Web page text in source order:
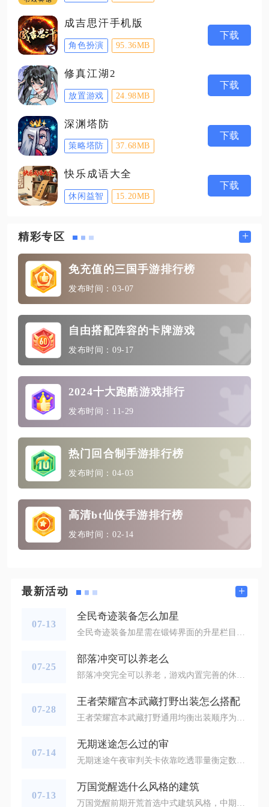
成吉思汗手机版
角色扮演 95.36MB
下载
修真江湖2
放置游戏 24.98MB
下载
深渊塔防
策略塔防 37.68MB
下载
快乐成语大全
休闲益智 15.20MB
下载
精彩专区 +
免充值的三国手游排行榜
发布时间：03-07
自由搭配阵容的卡牌游戏
发布时间：09-17
2024十大跑酷游戏排行
发布时间：11-29
热门回合制手游排行榜
发布时间：04-03
高清bt仙侠手游排行榜
发布时间：02-14
最新活动 +
07-13
全民奇迹装备怎么加星
07-25
部落冲突可以养老么
07-28
王者荣耀宫本武藏打野出装怎么搭配
07-14
无期迷途怎么过的审
07-13
万国觉醒选什么风格的建筑